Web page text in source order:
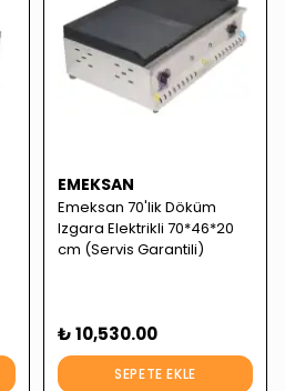
EMEKSAN
Emeksan 70'lik Döküm
Izgara Elektrikli 70*46*20
cm (Servis Garantili)
₺ 10,530.00
SEPETE EKLE